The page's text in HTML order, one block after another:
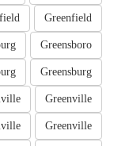
Greenfield
Greensboro
Greensburg
Greenville
Greenville